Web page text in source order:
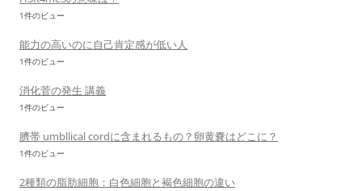
1件のビュー
能力の高いのに自己肯定感が低い人
1件のビュー
消化菅の発生 講義
1件のビュー
臍帯 umbllical cordに含まれるもの？卵黄嚢はどこに？
1件のビュー
2種類の脂肪細胞：白色細胞と褐色細胞の違い